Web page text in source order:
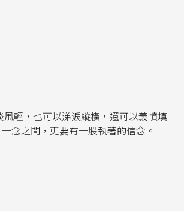
輕，也可以涕淚縱橫，還可以義憤填
念之間，更要有一股執著的信念。